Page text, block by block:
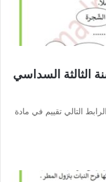
الثالثة السداسي
التالي تقييم في مادة